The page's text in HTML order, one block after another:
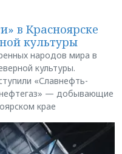
в Красноярске
культуры
народов мира в
культуры.
«Славнефть-
— добывающие
крае